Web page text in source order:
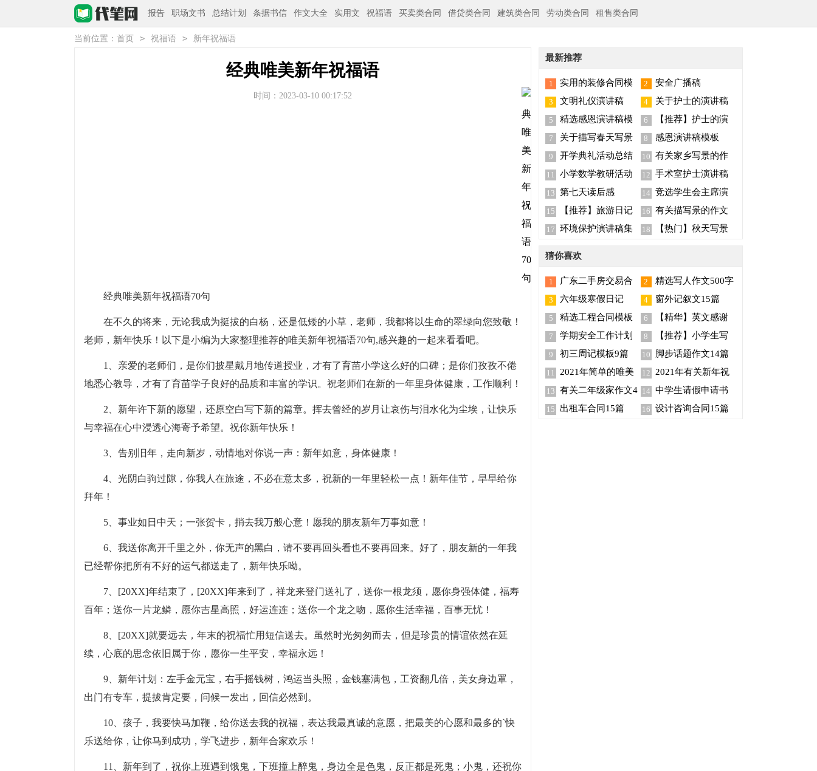
报告 职场文书 总结计划 条据书信 作文大全 实用文 祝福语 买卖类合同 借贷类合同 建筑类合同 劳动类合同 租售类合同
当前位置： 首页 > 祝福语 > 新年祝福语
经典唯美新年祝福语
时间：2023-03-10 00:17:52
经典唯美新年祝福语70句
在不久的将来，无论我成为挺拔的白杨，还是低矮的小草，老师，我都将以生命的翠绿向您致敬！
老师，新年快乐！以下是小编为大家整理推荐的唯美新年祝福语70句,感兴趣的一起来看看吧。
1、亲爱的老师们，是你们披星戴月地传道授业，才有了育苗小学这么好的口碑；是你们孜孜不倦
地悉心教导，才有了育苗学子良好的品质和丰富的学识。祝老师们在新的一年里身体健康，工作顺利！
2、新年许下新的愿望，还原空白写下新的篇章。挥去曾经的岁月让哀伤与泪水化为尘埃，让快乐
与幸福在心中浸透心海寄予希望。祝你新年快乐！
3、告别旧年，走向新岁，动情地对你说一声：新年如意，身体健康！
4、光阴白驹过隙，你我人在旅途，不必在意太多，祝新的一年里轻松一点！新年佳节，早早给你
拜年！
5、事业如日中天；一张贺卡，捎去我万般心意！愿我的朋友新年万事如意！
6、我送你离开千里之外，你无声的黑白，请不要再回头看也不要再回来。好了，朋友新的一年我
已经帮你把所有不好的运气都送走了，新年快乐呦。
7、[20XX]年结束了，[20XX]年来到了，祥龙来登门送礼了，送你一根龙须，愿你身强体健，福寿
百年；送你一片龙鳞，愿你吉星高照，好运连连；送你一个龙之吻，愿你生活幸福，百事无忧！
8、[20XX]就要远去，年末的祝福忙用短信送去。虽然时光匆匆而去，但是珍贵的情谊依然在延
续，心底的思念依旧属于你，愿你一生平安，幸福永远！
9、新年计划：左手金元宝，右手摇钱树，鸿运当头照，金钱塞满包，工资翻几倍，美女身边罩，
出门有专车，提拔肯定要，问候一发出，回信必然到。
10、孩子，我要快马加鞭，给你送去我的祝福，表达我最真诚的意愿，把最美的心愿和最多的`快
乐送给你，让你马到成功，学飞进步，新年合家欢乐！
11、新年到了，祝你上班遇到饿鬼，下班撞上醉鬼，身边全是色鬼，反正都是死鬼；小鬼，还祝你
最新推荐
1
实用的装修合同模
板集锦八篇
2 安全广播稿
3 文明礼仪演讲稿 4
关于护士的演讲稿
锦集六篇
5
精选感恩演讲稿模
板集锦七篇
6
【推荐】护士的演
讲稿锦集8篇
7
关于描写春天写景
的作文三篇
8 感恩演讲稿模板
9 开学典礼活动总结 10 有关家乡写景的作
文300字四篇
11
小学数学教研活动
总结
12 手术室护士演讲稿
八篇
13 第七天读后感 14 竞选学生会主席演
讲稿
15
【推荐】旅游日记
四篇
16 有关描写景的作文
600字6篇
17 环境保护演讲稿集
18
【热门】秋天写景
猜你喜欢
1
广东二手房交易合
同范本
2
精选写人作文500字
集锦5篇
3 六年级寒假日记 4 窗外记叙文15篇
5
精选工程合同模板
汇编5篇
6
【精华】英文感谢
信范文合集8篇
7
学期安全工作计划
合集十篇
8
【推荐】小学生写
人作文300字8篇
9 初三周记模板9篇 10 脚步话题作文14篇
11
2021年简单的唯美
新年祝福语汇总80条
12
2021年有关新年祝
福语集合35句
13 有关二年级家作文4
篇
14 中学生请假申请书
15 出租车合同15篇 16 设计咨询合同15篇